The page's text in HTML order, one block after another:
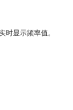
时显示频率值。